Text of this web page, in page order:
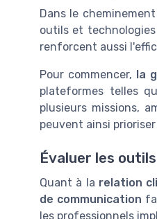
Dans le
outils et
renforcent aussi
Pour commencer, la
plateformes telles
plusieurs missions,
peuvent ainsi
Évaluer les
Quant à la relation
de communication
les professionnels